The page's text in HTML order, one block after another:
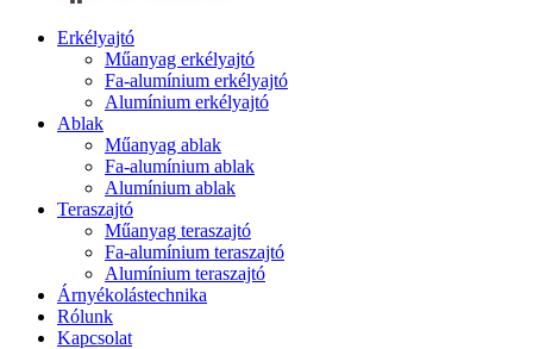
Erkélyajtó
Műanyag erkélyajtó
Fa-alumínium erkélyajtó
Alumínium erkélyajtó
Ablak
Műanyag ablak
Fa-alumínium ablak
Alumínium ablak
Teraszajtó
Műanyag teraszajtó
Fa-alumínium teraszajtó
Alumínium teraszajtó
Árnyékolástechnika
Rólunk
Kapcsolat